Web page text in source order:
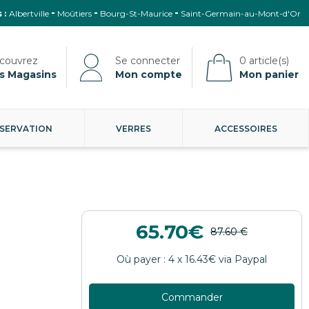
: Albertville Moûtiers Bourg-St-Maurice Saint-Germain-au-Mont-d'Or
Magasins Mon compte Mon panier
VERRES ACCESSOIRES
65.70
Commander